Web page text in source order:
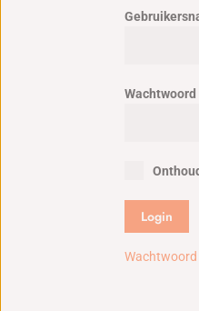
Wachtwoord
Wachtwoord